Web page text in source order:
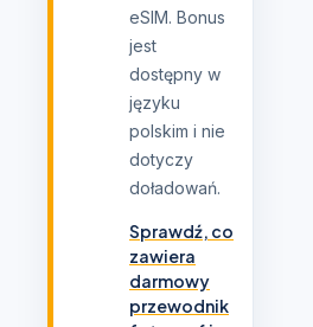
eSIM. Bonus
jest
dostępny w
języku
polskim i nie
dotyczy
doładowań.
Sprawdź, co
zawiera
darmowy
przewodnik